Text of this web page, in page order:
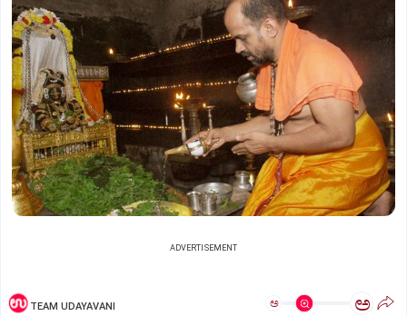
ADVERTISEMENT
TEAM UDAYAVANI ಅ ಅ